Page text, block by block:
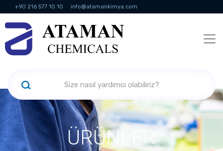
+90 216 577 10 10 info@atamankimya.com
KVKK Politikası Bilgi Toplumu Hizmetleri
ÜRÜNLER